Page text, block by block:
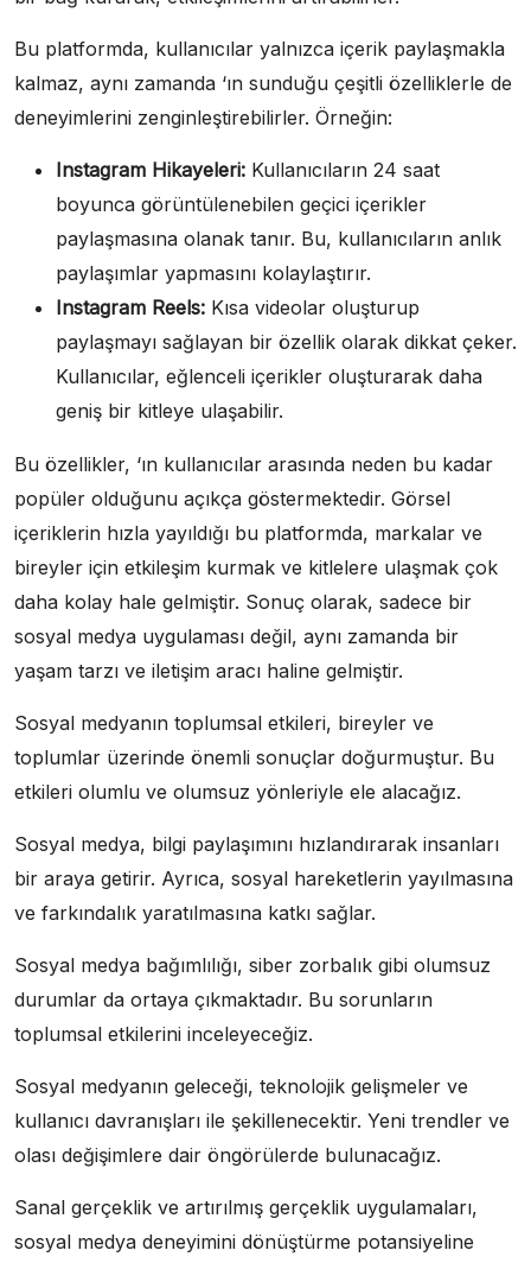
Bu platformda, kullanıcılar yalnızca içerik paylaşmakla
kalmaz, aynı zamanda ‘ın sunduğu çeşitli özelliklerle de
deneyimlerini zenginleştirebilirler. Örneğin:
Instagram Hikayeleri: Kullanıcıların 24 saat
boyunca görüntülenebilen geçici içerikler
paylaşmasına olanak tanır. Bu, kullanıcıların anlık
paylaşımlar yapmasını kolaylaştırır.
Instagram Reels: Kısa videolar oluşturup
paylaşmayı sağlayan bir özellik olarak dikkat çeker.
Kullanıcılar, eğlenceli içerikler oluşturarak daha
geniş bir kitleye ulaşabilir.
Bu özellikler, ‘ın kullanıcılar arasında neden bu kadar
popüler olduğunu açıkça göstermektedir. Görsel
içeriklerin hızla yayıldığı bu platformda, markalar ve
bireyler için etkileşim kurmak ve kitlelere ulaşmak çok
daha kolay hale gelmiştir. Sonuç olarak, sadece bir
sosyal medya uygulaması değil, aynı zamanda bir
yaşam tarzı ve iletişim aracı haline gelmiştir.
Sosyal medyanın toplumsal etkileri, bireyler ve
toplumlar üzerinde önemli sonuçlar doğurmuştur. Bu
etkileri olumlu ve olumsuz yönleriyle ele alacağız.
Sosyal medya, bilgi paylaşımını hızlandırarak insanları
bir araya getirir. Ayrıca, sosyal hareketlerin yayılmasına
ve farkındalık yaratılmasına katkı sağlar.
Sosyal medya bağımlılığı, siber zorbalık gibi olumsuz
durumlar da ortaya çıkmaktadır. Bu sorunların
toplumsal etkilerini inceleyeceğiz.
Sosyal medyanın geleceği, teknolojik gelişmeler ve
kullanıcı davranışları ile şekillenecektir. Yeni trendler ve
olası değişimlere dair öngörülerde bulunacağız.
Sanal gerçeklik ve artırılmış gerçeklik uygulamaları,
sosyal medya deneyimini dönüştürme potansiyeline